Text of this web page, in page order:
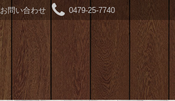
お問い合わせ 0479-25-7740